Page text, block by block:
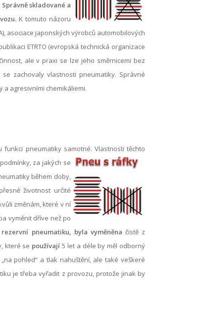
Správně skladované a
K tomuto názoru
asociace japonských výrobců automobilových
ETRTO (evropská technická organizace
ale v praxi se lze jeho směrnicemi bez
zachovaly vlastnosti pneumatiky. Správné
agresivními chemikáliemi.
pneumatiky samotné. Vlastnosti těchto
za jakých se
během doby,
životnost určité
změnám, které v ní
vyměnit dříve než po
pneumatiku, byla vyměněna čistě z
které se používají 5 let a déle by měl odborný
pohled“ a tlak nahuštění, ale také veškeré
je třeba vyřadit z provozu, protože jinak by